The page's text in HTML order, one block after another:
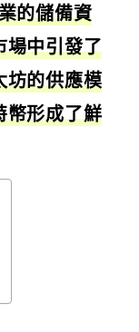
的儲備資
場中引發了
坊的供應模
幣形成了鮮